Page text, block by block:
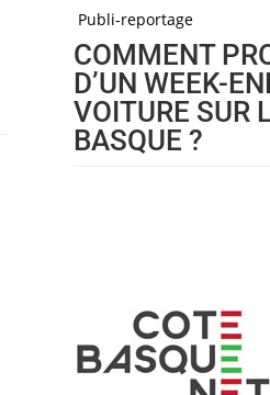
Publi-reportage
COMMENT
D’UN WEEK-
VOITURE SUR
BASQUE ?